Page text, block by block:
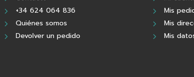
+34 624 064 836
Quiénes somos
Devolver un pedido
Mis
Mis
Mis